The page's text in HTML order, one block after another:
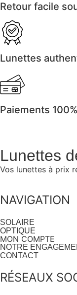
Retour facile
Lunettes
Paiements
Lunettes
Vos lunettes à prix
NAVIGATION
SOLAIRE
OPTIQUE
MON COMPTE
NOTRE
CONTACT
RÉSEAUX